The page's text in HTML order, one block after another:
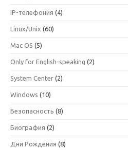
IP-телефония (4)
Linux/Unix (60)
Mac OS (5)
Only for English-speaking (2)
System Center (2)
Windows (10)
Безопасность (8)
Биография (2)
Дни Рождения (8)